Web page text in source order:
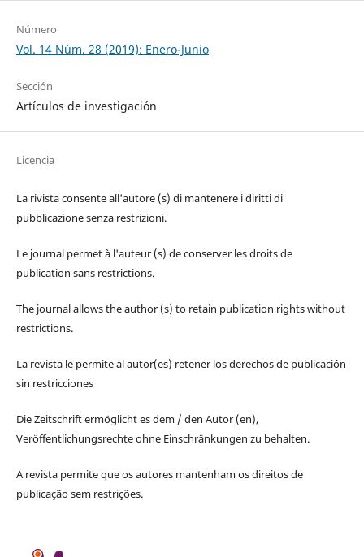
Número
Vol. 14 Núm. 28 (2019): Enero-Junio
Sección
Artículos de investigación
Licencia
La rivista consente all'autore (s) di mantenere i diritti di
pubblicazione senza restrizioni.
Le journal permet à l'auteur (s) de conserver les droits de
publication sans restrictions.
The journal allows the author (s) to retain publication rights without
restrictions.
La revista le permite al autor(es) retener los derechos de publicación
sin restricciones
Die Zeitschrift ermöglicht es dem / den Autor (en),
Veröffentlichungsrechte ohne Einschränkungen zu behalten.
A revista permite que os autores mantenham os direitos de
publicação sem restrições.